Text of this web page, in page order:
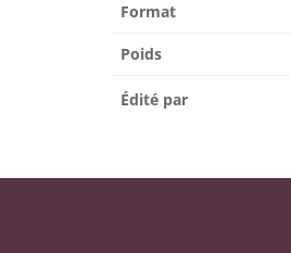
Format
Poids
Édité par